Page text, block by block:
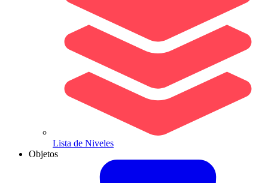
Lista de Niveles
Objetos